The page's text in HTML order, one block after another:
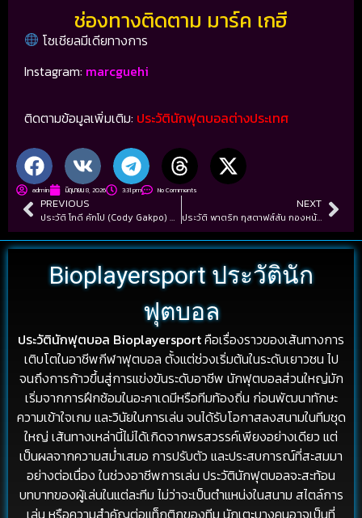
ช่องทางติดตาม มาร์ค เกฮี
โซเชียลมีเดียทางการ
Instagram: marcguehi
ติดตามข้อมูลเพิ่มเติม: ประวัตินักฟุตบอลต่างประเทศ
admin มิถุนายน 8, 2026 3:31 pm No Comments
PREVIOUS
ประวัติ โกดี คักโป (Cody Gakpo) ดาวยิงลิเวอร์พูล ผู้พาเนเธอร์แลนด์ลุ้นความสำเร็จ
NEXT
ประวัติ พาตริก กุสตาฟส์สัน กองหน้าลูกครึ่งไทย-สวีเดน ดาวรุ่งอนาคตไกล
Bioplayersport ประวัตินัก
ฟุตบอล
ประวัตินักฟุตบอล Bioplayersportคือเรื่องราวของเส้นทางการ
เติบโตในอาชีพกีฬาฟุตบอล ตั้งแต่ช่วงเริ่มต้นในระดับเยาวชน ไป
จนถึงการก้าวขึ้นสู่การแข่งขันระดับอาชีพ นักฟุตบอลส่วนใหญ่มัก
เริ่มจากการฝึกซ้อมในอะคาเดมีหรือทีมท้องถิ่น ก่อนพัฒนาทักษะ
ความเข้าใจเกม และวินัยในการเล่น จนได้รับโอกาสลงสนามในทีมชุด
ใหญ่ เส้นทางเหล่านี้ไม่ได้เกิดจากพรสวรรค์เพียงอย่างเดียว แต่
เป็นผลจากความสม่ำเสมอ การปรับตัว และประสบการณ์ที่สะสมมา
อย่างต่อเนื่อง ในช่วงอาชีพการเล่น ประวัตินักฟุตบอลจะสะท้อน
บทบาทของผู้เล่นในแต่ละทีม ไม่ว่าจะเป็นตำแหน่งในสนาม สไตล์การ
เล่น หรือความสำคัญต่อแท็กติกของทีม นักเตะบางคนอาจเป็นที่